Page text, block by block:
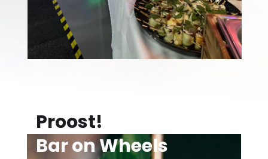
Proost!
Bar on Wheels